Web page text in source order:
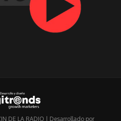
DE LA RADIO | Desarrollado por